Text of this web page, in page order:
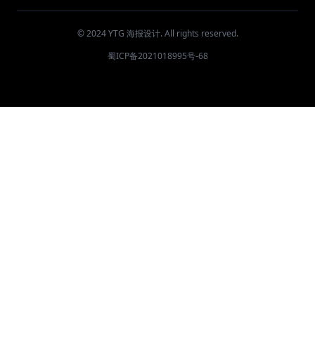
© 2024 YTG 海报设计. All rights reserved.
蜀ICP备2021018995号-68